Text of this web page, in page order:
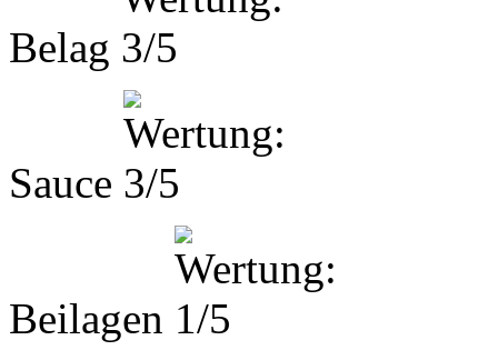
Belag
Sauce
Beilagen